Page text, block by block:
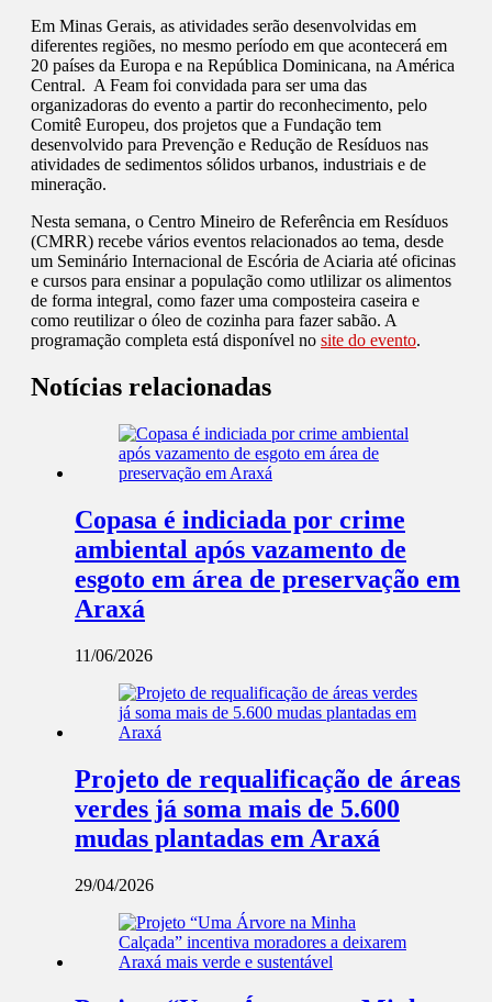
Em Minas Gerais, as atividades serão desenvolvidas em
diferentes regiões, no mesmo período em que acontecerá em
20 países da Europa e na República Dominicana, na América
Central. A Feam foi convidada para ser uma das
organizadoras do evento a partir do reconhecimento, pelo
Comitê Europeu, dos projetos que a Fundação tem
desenvolvido para Prevenção e Redução de Resíduos nas
atividades de sedimentos sólidos urbanos, industriais e de
mineração.
Nesta semana, o Centro Mineiro de Referência em Resíduos
(CMRR) recebe vários eventos relacionados ao tema, desde
um Seminário Internacional de Escória de Aciaria até oficinas
e cursos para ensinar a população como utlilizar os alimentos
de forma integral, como fazer uma composteira caseira e
como reutilizar o óleo de cozinha para fazer sabão. A
programação completa está disponível no site do evento.
Notícias relacionadas
Copasa é indiciada por crime
ambiental após vazamento de
esgoto em área de preservação em
Araxá
11/06/2026
Projeto de requalificação de áreas
verdes já soma mais de 5.600
mudas plantadas em Araxá
29/04/2026